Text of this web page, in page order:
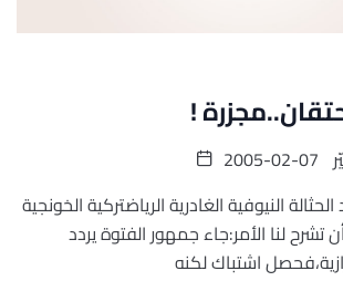
!
2005-02-07
النيوفية الغادرية الرياضتركية الخونجية
تشرح لنا الأمر:جاء جمهور الفتوة يردد
اشتباك لكنه